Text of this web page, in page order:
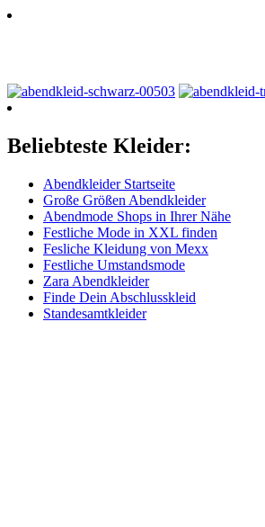
Beliebteste Kleider:
Abendkleider Startseite
Große Größen Abendkleider
Abendmode Shops in Ihrer Nähe
Festliche Mode in XXL finden
Fesliche Kleidung von Mexx
Festliche Umstandsmode
Zara Abendkleider
Finde Dein Abschlusskleid
Standesamtkleider